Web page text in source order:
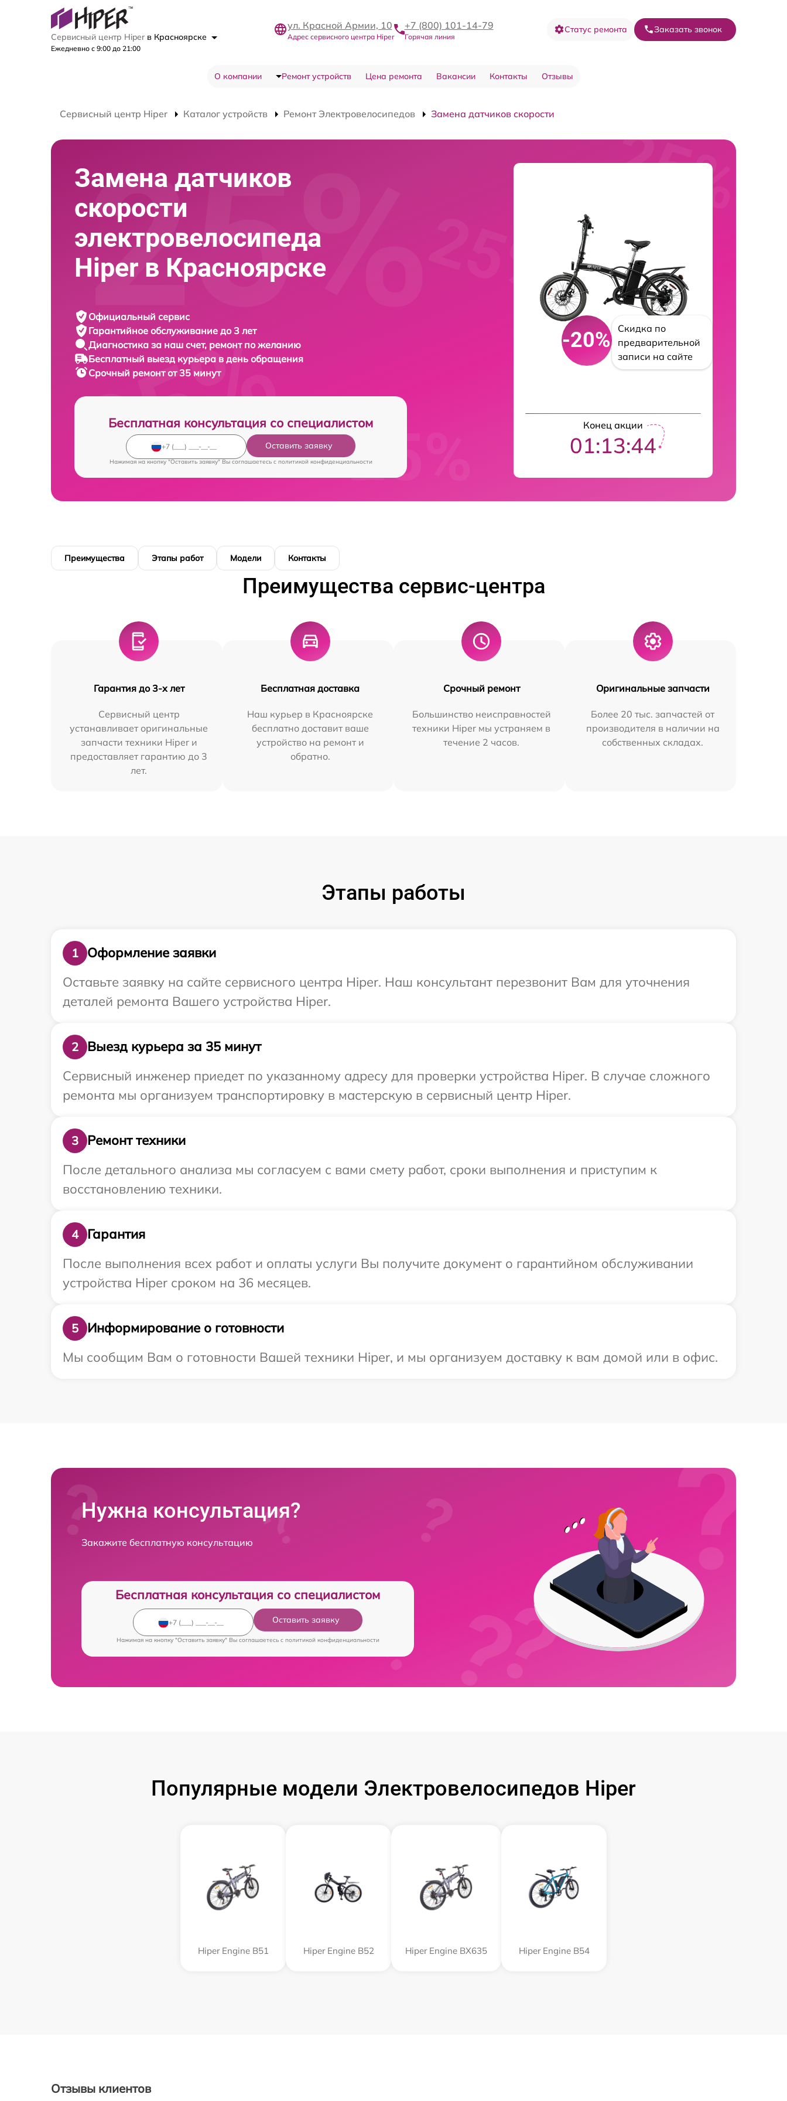
Сервисный центр Hiper в Красноярске
Ежедневно с 9:00 до 21:00
ул. Красной Армии, 10
Адрес сервисного центра Hiper
+7 (800) 101-14-79
Горячая линия
Статус ремонта Заказать звонок
О компании Ремонт устройств Цена ремонта Вакансии Контакты Отзывы
Сервисный центр Hiper Каталог устройств Ремонт Электровелосипедов Замена датчиков скорости
Замена датчиков
скорости
электровелосипеда
Hiper в Красноярске
Официальный сервис
Гарантийное обслуживание до 3 лет
Диагностика за наш счет, ремонт по желанию
Бесплатный выезд курьера в день обращения
Срочный ремонтот 35 минут
Бесплатная консультация со специалистом
Оставить заявку
Нажимая на кнопку "Оставить заявку" Вы соглашаетесь c политикой конфиденциальности
-20%
Скидка по
предварительной
записи на сайте
Конец акции
01:13:43
Преимущества Этапы работ Модели Контакты
Преимущества сервис-центра
Гарантия до 3-х лет
Сервисный центр
устанавливает оригинальные
запчасти техники Hiper и
предоставляет гарантию до 3
лет.
Бесплатная доставка
Наш курьер в Красноярске
бесплатно доставит ваше
устройство на ремонт и
обратно.
Срочный ремонт
Большинство неисправностей
техники Hiper мы устраняем в
течение 2 часов.
Оригинальные запчасти
Более 20 тыс. запчастей от
производителя в наличии на
собственных складах.
Этапы работы
1
Оформление заявки
Оставьте заявку на сайте сервисного центра Hiper. Наш консультант перезвонит Вам для уточнения
деталей ремонта Вашего устройства Hiper.
2
Выезд курьера за 35 минут
Сервисный инженер приедет по указанному адресу для проверки устройства Hiper. В случае сложного
ремонта мы организуем транспортировку в мастерскую в сервисный центр Hiper.
3
Ремонт техники
После детального анализа мы согласуем с вами смету работ, сроки выполнения и приступим к
восстановлению техники.
4
Гарантия
После выполнения всех работ и оплаты услуги Вы получите документ о гарантийном обслуживании
устройства Hiper сроком на 36 месяцев.
5
Информирование о готовности
Мы сообщим Вам о готовности Вашей техники Hiper, и мы организуем доставку к вам домой или в офис.
Нужна консультация?
Закажите бесплатную консультацию
Бесплатная консультация со специалистом
Оставить заявку
Нажимая на кнопку "Оставить заявку" Вы соглашаетесь c политикой конфиденциальности
Популярные модели Электровелосипедов Hiper
Hiper Engine B51 Hiper Engine B52 Hiper Engine BX635 Hiper Engine B54
Отзывы клиентов